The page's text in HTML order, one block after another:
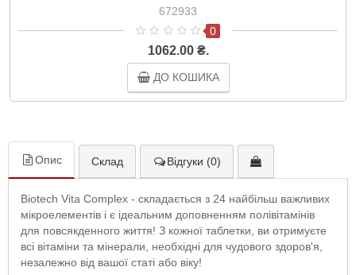
Life
672933
0
1062.00 ₴.
ДО КОШИКА
Опис Склад Відгуки (0)
Biotech Vita Complex - складається з 24 найбільш важливих
мікроелементів і є ідеальним доповненням полівітамінів
для повсякденного життя! З кожної таблетки, ви отримуєте
всі вітаміни та мінерали, необхідні для чудового здоров'я,
незалежно від вашої статі або віку!